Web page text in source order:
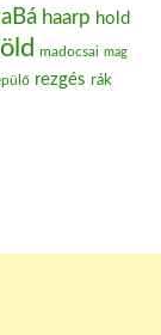
haarp hold
madocsai mag
rezgés rák